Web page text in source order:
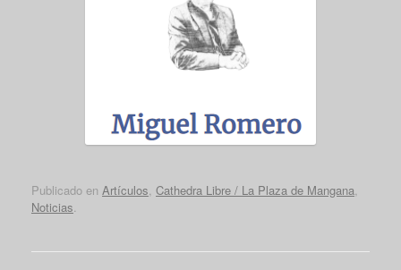
Publicado en Artículos Cathedra Libre / La Plaza de Mangana
Noticias